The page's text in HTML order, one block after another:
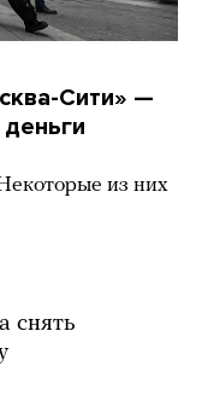
Сити» —
из них
снять